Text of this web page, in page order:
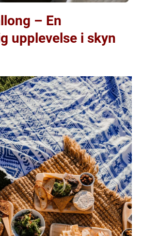
– En
upplevelse i skyn